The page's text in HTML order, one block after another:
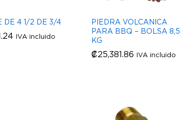
DE 4 1/2 DE 3/4
IVA incluido
PIEDRA VOLCANICA
PARA BBQ – BOLSA 8,5
KG
₡25,381.86 IVA incluido
₡25,381.86